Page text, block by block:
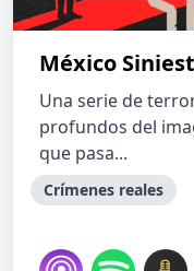
México
Una serie de
profundos del
que pasa...
Crímenes reales